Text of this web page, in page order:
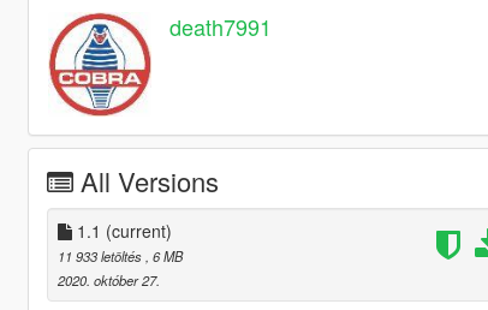
death7991
All Versions
1.1 (current)
11 933 letöltés , 6 MB
2020. október 27.